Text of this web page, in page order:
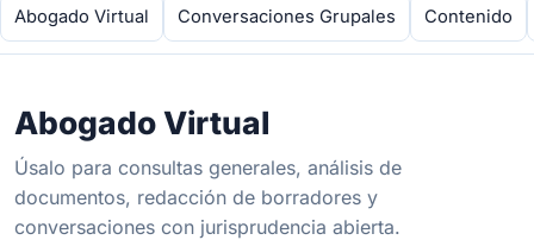
Abogado Virtual Conversaciones Grupales Contenido
Abogado Virtual
Úsalo para consultas generales, análisis de
documentos, redacción de borradores y
conversaciones con jurisprudencia abierta.